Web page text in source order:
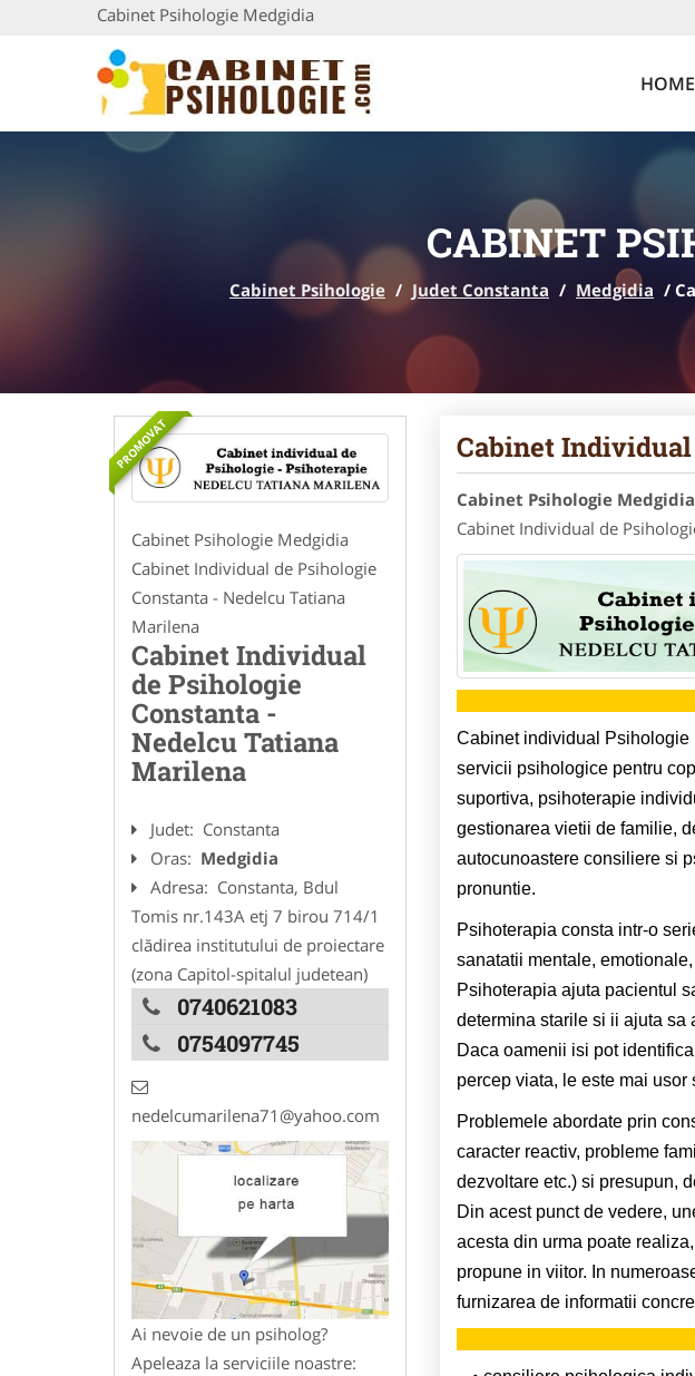
Cabinet Psihologie Medgidia
HOME
CABINET
Cabinet Psihologie / Judet Constanta / Medgidia /
PROMOVAT
Cabinet Psihologie Medgidia
Cabinet Individual de Psihologie
Constanta - Nedelcu Tatiana
Marilena
Cabinet Individual
de Psihologie
Constanta -
Nedelcu Tatiana
Marilena
Judet: Constanta
Oras: Medgidia
Adresa: Constanta, Bdul
Tomis nr.143A etj 7 birou 714/1
clădirea institutului de proiectare
(zona Capitol-spitalul judetean)
0740621083
0754097745
nedelcumarilena71@yahoo.com
Ai nevoie de un psiholog?
Apeleaza la serviciile noastre:
Cabinet
Cabinet Psihologie Medgidia
Cabinet Individual de
Cabinet individual Psihologie
servicii psihologice pentru
suportiva, psihoterapie
gestionarea vietii de familie,
autocunoastere consiliere si
pronuntie.
Psihoterapia consta intr-o
sanatatii mentale,
Psihoterapia ajuta pacientul
determina starile si ii ajuta sa
Daca oamenii isi pot
percep viata, le este mai
Problemele abordate prin
caracter reactiv, probleme
dezvoltare etc.) si presupun,
Din acest punct de vedere,
acesta din urma poate
propune in viitor. In
furnizarea de informatii